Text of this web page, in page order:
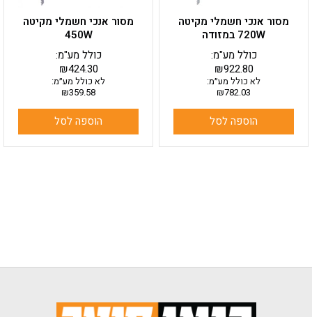
מסור אנכי חשמלי מקיטה
720W במזודה
₪922.80
כולל מע"מ:
לא כולל מע״מ:
₪782.03
הוספה לסל
מסור אנכי חשמלי מקיטה
450W
₪424.30
כולל מע"מ:
לא כולל מע״מ:
₪359.58
הוספה לסל